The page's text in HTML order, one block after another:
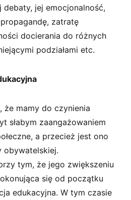
jej emocjonalność,
zatratę
docierania do różnych
podziałami etc.
że mamy do czynienia
słabym zaangażowaniem
a przecież jest ono
obywatelskiej.
tym, że jego zwiększeniu
się od początku
edukacyjna. W tym czasie